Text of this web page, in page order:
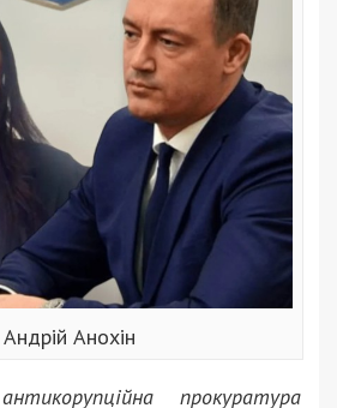
Анохін
прокуратура